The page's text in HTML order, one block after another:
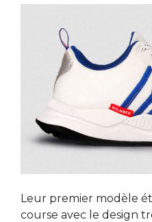
Leur premier modèle
course avec le design